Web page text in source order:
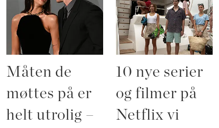
Måten de
møttes på er
helt utrolig –
10 nye serier
og filmer på
Netflix vi